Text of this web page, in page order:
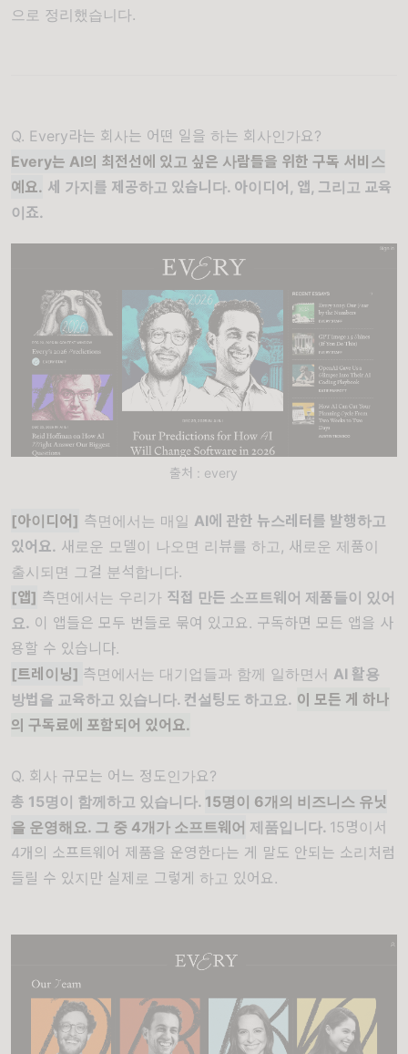
으로 정리했습니다.
Q. Every라는 회사는 어떤 일을 하는 회사인가요?
Every는 AI의 최전선에 있고 싶은 사람들을 위한 구독 서비스
예요. 세 가지를 제공하고 있습니다. 아이디어, 앱, 그리고 교육
이죠.
출처 : every
[아이디어] 측면에서는 매일 AI에 관한 뉴스레터를 발행하고
있어요. 새로운 모델이 나오면 리뷰를 하고, 새로운 제품이
출시되면 그걸 분석합니다.
[앱] 측면에서는 우리가 직접 만든 소프트웨어 제품들이 있어
요. 이 앱들은 모두 번들로 묶여 있고요. 구독하면 모든 앱을 사
용할 수 있습니다.
[트레이닝] 측면에서는 대기업들과 함께 일하면서 AI 활용
방법을 교육하고 있습니다. 컨설팅도 하고요. 이 모든 게 하나
의 구독료에 포함되어 있어요.
Q. 회사 규모는 어느 정도인가요?
총 15명이 함께하고 있습니다. 15명이 6개의 비즈니스 유닛
을 운영해요. 그 중 4개가 소프트웨어 제품입니다. 15명이서
4개의 소프트웨어 제품을 운영한다는 게 말도 안되는 소리처럼
들릴 수 있지만 실제로 그렇게 하고 있어요.